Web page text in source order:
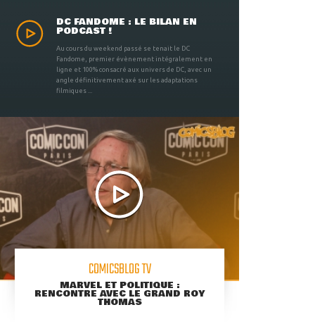
DC FANDOME : LE BILAN EN
PODCAST !
Au cours du weekend passé se tenait le DC
Fandome, premier évènement intégralement en
ligne et 100% consacré aux univers de DC, avec un
angle définitivement axé sur les adaptations
filmiques ...
COMICSBLOG TV
MARVEL ET POLITIQUE :
RENCONTRE AVEC LE GRAND ROY
THOMAS